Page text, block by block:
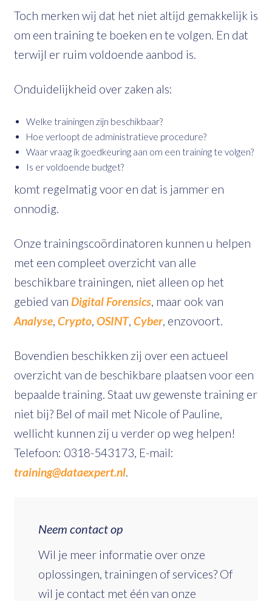
Toch merken wij dat het niet altijd gemakkelijk is
om een training te boeken en te volgen. En dat
terwijl er ruim voldoende aanbod is.
Onduidelijkheid over zaken als:
Welke trainingen zijn beschikbaar?
Hoe verloopt de administratieve procedure?
Waar vraag ik goedkeuring aan om een training te volgen?
Is er voldoende budget?
komt regelmatig voor en dat is jammer en
onnodig.
Onze trainingscoördinatoren kunnen u helpen
met een compleet overzicht van alle
beschikbare trainingen, niet alleen op het
gebied van Digital Forensics, maar ook van
Analyse, Crypto, OSINT, Cyber, enzovoort.
Bovendien beschikken zij over een actueel
overzicht van de beschikbare plaatsen voor een
bepaalde training. Staat uw gewenste training er
niet bij? Bel of mail met Nicole of Pauline,
wellicht kunnen zij u verder op weg helpen!
Telefoon: 0318-543173, E-mail:
training@dataexpert.nl.
Neem contact op
Wil je meer informatie over onze
oplossingen, trainingen of services? Of
wil je contact met één van onze